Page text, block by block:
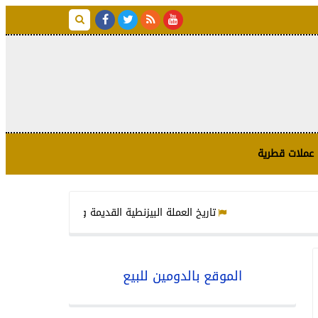
عملات قطرية
تاريخ العملة البيزنطية القديمة وأشهر أنواعها وكيفية
الموقع بالدومين للبيع